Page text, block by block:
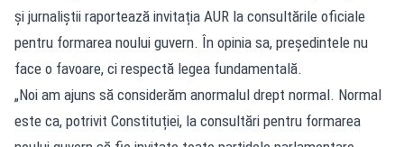
și jurnaliștii raportează invitația AUR la consultările oficiale
pentru formarea noului guvern. În opinia sa, președintele nu
face o favoare, ci respectă legea fundamentală.
„Noi am ajuns să considerăm anormalul drept normal. Normal
este ca, potrivit Constituției, la consultări pentru formarea